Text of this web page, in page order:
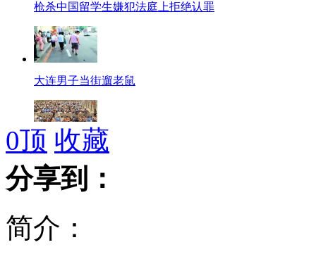
枪杀中国留学生嫌犯法庭上拒绝认罪
大连男子当街遛老鼠
上海南站列车晚点 大量旅客滞留
美女子收藏恐怖娃娃 常携带上班
0顶 收藏
分享到：
简介：